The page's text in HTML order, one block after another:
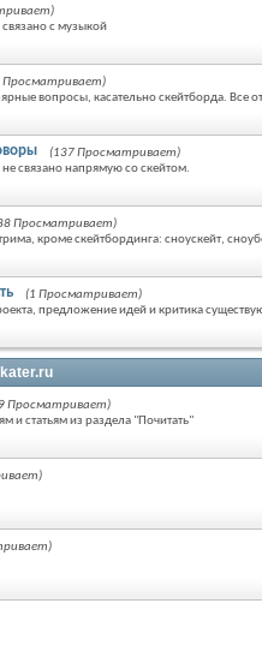
с музыкой
Просматривает)
вопросы, касательно скейтборда. Все
(137 Просматривает)
связано напрямую со скейтом.
Просматривает)
кроме скейтбординга: сноускейт,
(1 Просматривает)
предложение идей и критика
Просматривает)
и статьям из раздела "Почитать"